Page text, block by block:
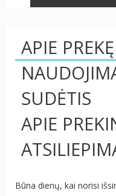
APIE PREKĘ
SUDĖTIS
APIE
Būna dienų, kai norisi